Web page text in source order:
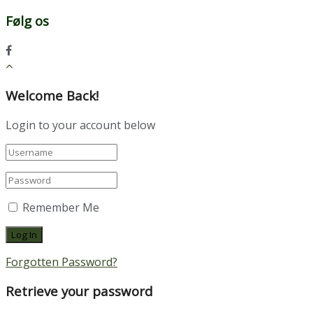
Følg os
Welcome Back!
Login to your account below
Remember Me
Forgotten Password?
Retrieve your password